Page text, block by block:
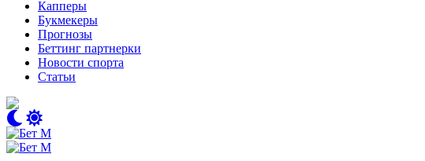
Капперы
Букмекеры
Прогнозы
Беттинг партнерки
Новости спорта
Статьи